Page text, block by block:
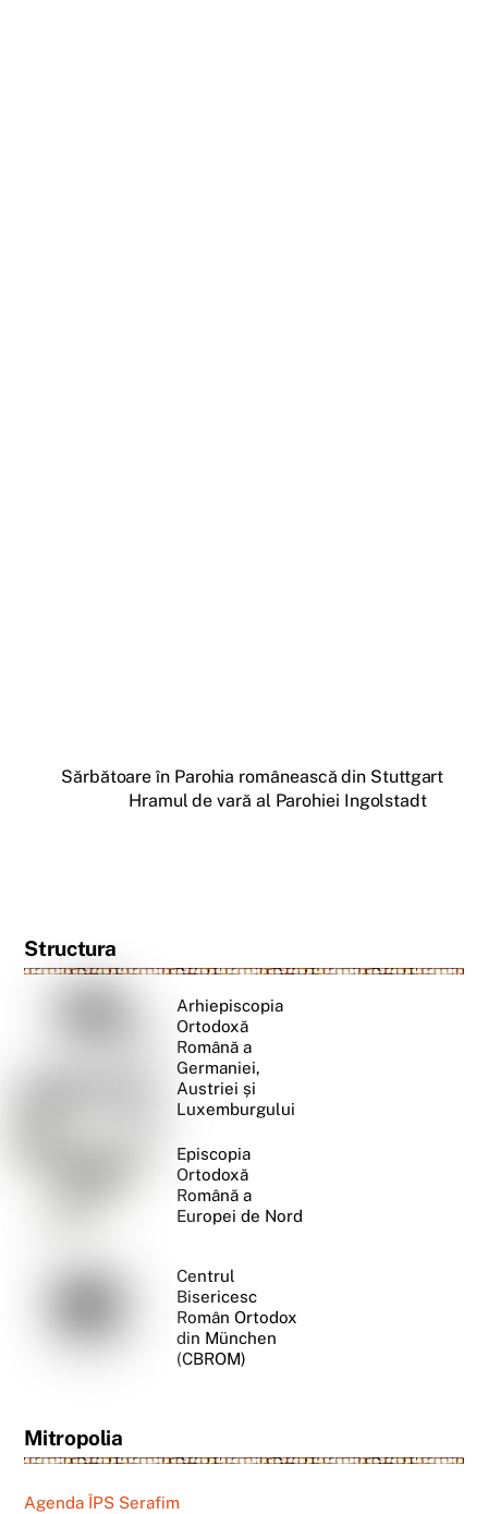
Sărbătoare în Parohia românească din Stuttgart
Hramul de vară al Parohiei Ingolstadt
Structura
Arhiepiscopia
Ortodoxă
Română a
Germaniei,
Austriei și
Luxemburgului
Episcopia
Ortodoxă
Română a
Europei de Nord
Centrul
Bisericesc
Român Ortodox
din München
(CBROM)
Mitropolia
Agenda ÎPS Serafim